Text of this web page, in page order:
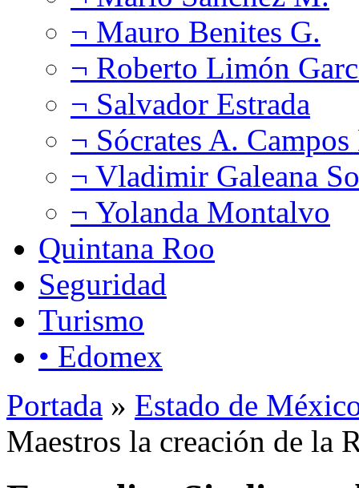
¬ Mauro Benites G.
¬ Roberto Limón
¬ Salvador Estrada
¬ Sócrates A.
¬ Vladimir Galeana
¬ Yolanda Montalvo
Quintana Roo
Seguridad
Turismo
• Edomex
Portada » Estado de
Maestros la creación de la